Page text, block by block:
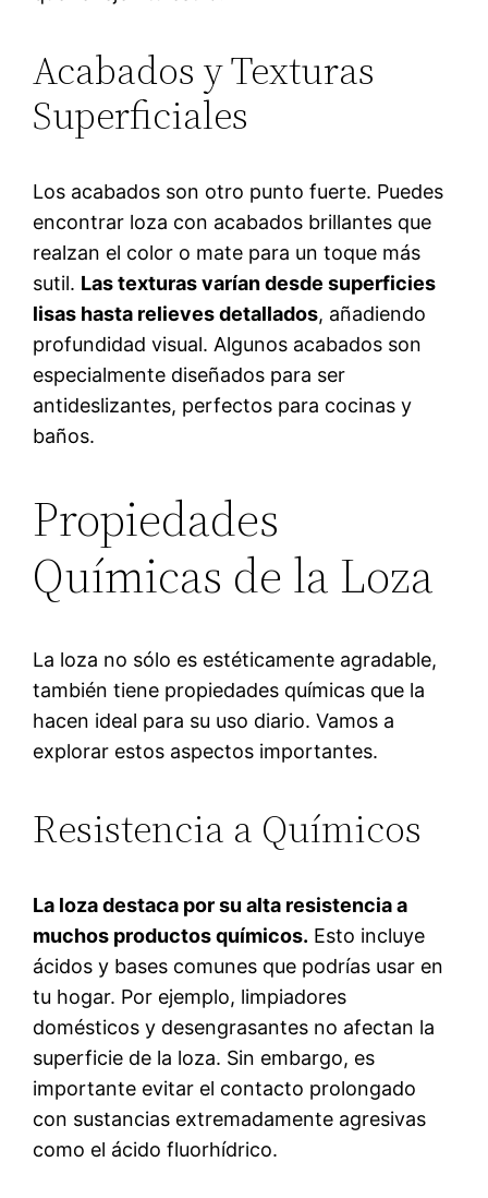
Acabados y Texturas
Superficiales
Los acabados son otro punto fuerte. Puedes
encontrar loza con acabados brillantes que
realzan el color o mate para un toque más
sutil. Las texturas varían desde superficies
lisas hasta relieves detallados, añadiendo
profundidad visual. Algunos acabados son
especialmente diseñados para ser
antideslizantes, perfectos para cocinas y
baños.
Propiedades
Químicas de la Loza
La loza no sólo es estéticamente agradable,
también tiene propiedades químicas que la
hacen ideal para su uso diario. Vamos a
explorar estos aspectos importantes.
Resistencia a Químicos
La loza destaca por su alta resistencia a
muchos productos químicos. Esto incluye
ácidos y bases comunes que podrías usar en
tu hogar. Por ejemplo, limpiadores
domésticos y desengrasantes no afectan la
superficie de la loza. Sin embargo, es
importante evitar el contacto prolongado
con sustancias extremadamente agresivas
como el ácido fluorhídrico.